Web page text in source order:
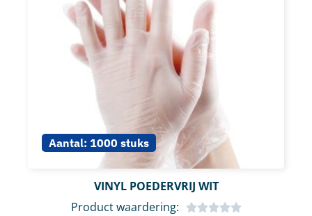
Aantal: 1000 stuks
VINYL POEDERVRIJ WIT
Product waardering: